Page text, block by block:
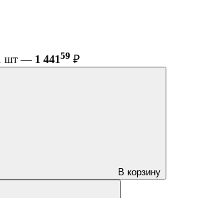
шт — 1 44159 ₽
В корзину